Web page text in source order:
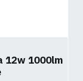
12w 1000lm